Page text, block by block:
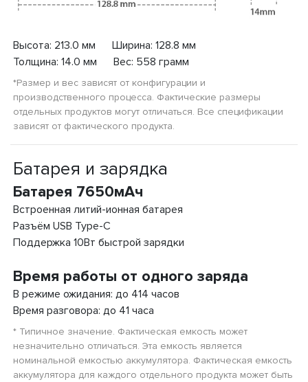
Высота: 213.0 мм Ширина: 128.8 мм
Толщина: 14.0 мм Вес: 558 грамм
*Размер и вес зависят от конфигурации и
производственного процесса. Фактические размеры
отдельных продуктов могут отличаться. Все спецификации
зависят от фактического продукта.
Батарея и зарядка
Батарея 7650мАч
Встроенная литий-ионная батарея
Разъём USB Type-C
Поддержка 10Вт быстрой зарядки
Время работы от одного заряда
В режиме ожидания: до 414 часов
Время разговора: до 41 часа
* Типичное значение. Фактическая емкость может
незначительно отличаться. Эта емкость является
номинальной емкостью аккумулятора. Фактическая емкость
аккумулятора для каждого отдельного продукта может быть